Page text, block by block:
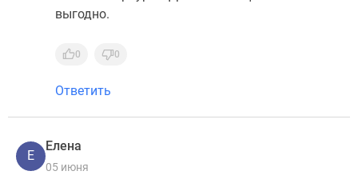
выгодно.
0 0
Ответить
Е
Елена
05 июня